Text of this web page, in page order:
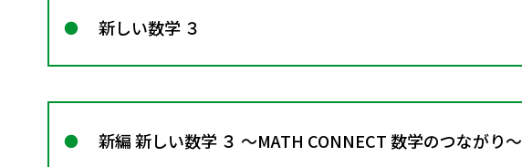
新しい数学 ３
新編 新しい数学 ３ ～MATH CONNECT 数学のつながり～